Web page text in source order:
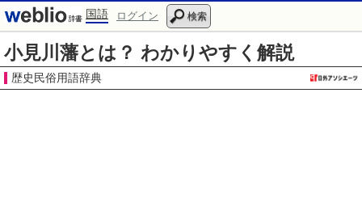
国語 ログイン 検索
小見川藩とは？ わかりやすく解説
歴史民俗用語辞典